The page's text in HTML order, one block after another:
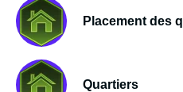
Placement des
Quartiers